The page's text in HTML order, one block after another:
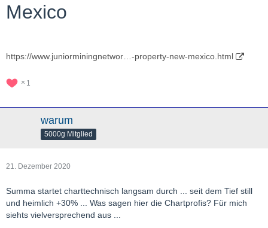
Mexico
https://www.juniorminingnetwor…-property-new-mexico.html
1
warum
5000g Mitglied
21. Dezember 2020
Summa startet charttechnisch langsam durch ... seit dem Tief still
und heimlich +30% ... Was sagen hier die Chartprofis? Für mich
siehts vielversprechend aus ...